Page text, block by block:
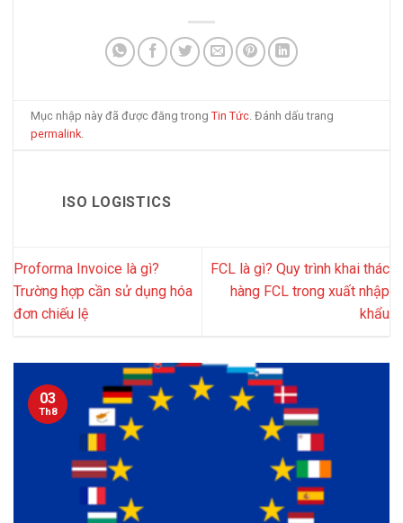
Mục nhập này đã được đăng trongTin Tức . Đánh dấu trang
permalink
ISO LOGISTICS
Proforma Invoice là gì?
Trường hợp cần sử dụng hóa
đơn chiếu lệ
FCL là gì? Quy trình khai thác
hàng FCL trong xuất nhập
khẩu
03
Th8